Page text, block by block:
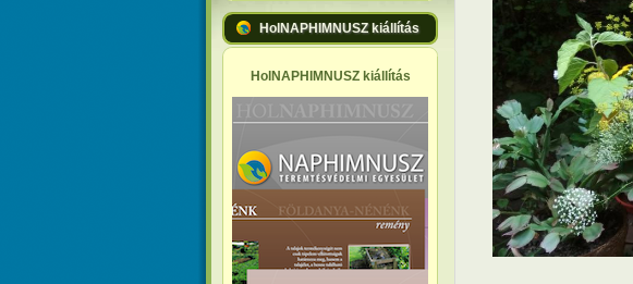
HolNAPHIMNUSZ kiállítás
HolNAPHIMNUSZ kiállítás